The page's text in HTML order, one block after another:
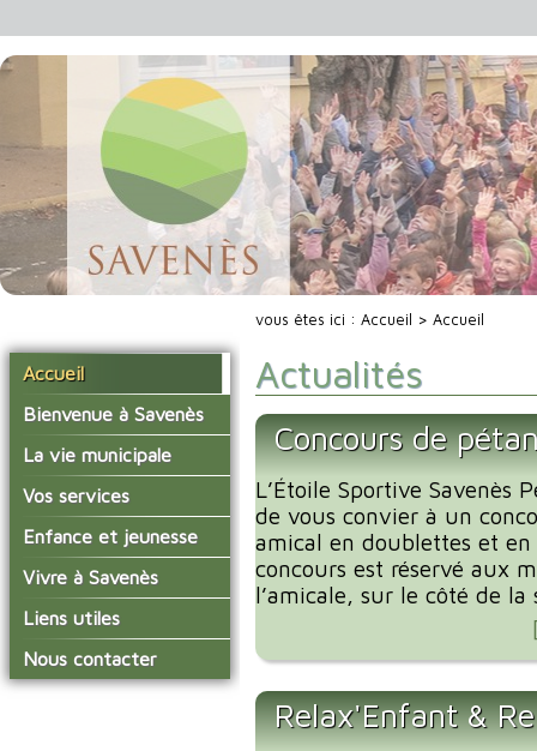
Accueil
Bienvenue à Savenès
Situer Savenès
Savenès en chiffre
L'histoire du village
Actualités de Savenès
sur ladepeche.fr
La vie municipale
Vos élus
Les compte-rendus du
conseil municipal
Les commissions
Les diverses
délégations/syndicats
L'urbanisme
Vos services
La mairie
Le service technique
Les services de l'école
Les installations
municipales
La collecte des ordures
Enfance et jeunesse
L'école primaire
La garderie et la cantine
Le temps périscolaire
La petite enfance
Vivre à Savenès
Agenda Salle des Fetes
Liens utiles
Communauté de
Communes Grand Sud
Tarn et Garonne
Nous contacter
vous êtes ici : Accueil > Accueil
Actualités
Concours de
L’Étoile Sportive Savenès
de vous convier à un
amical en doublettes et en
concours est réservé aux
l’amicale, sur le côté de la
Relax'Enfant &